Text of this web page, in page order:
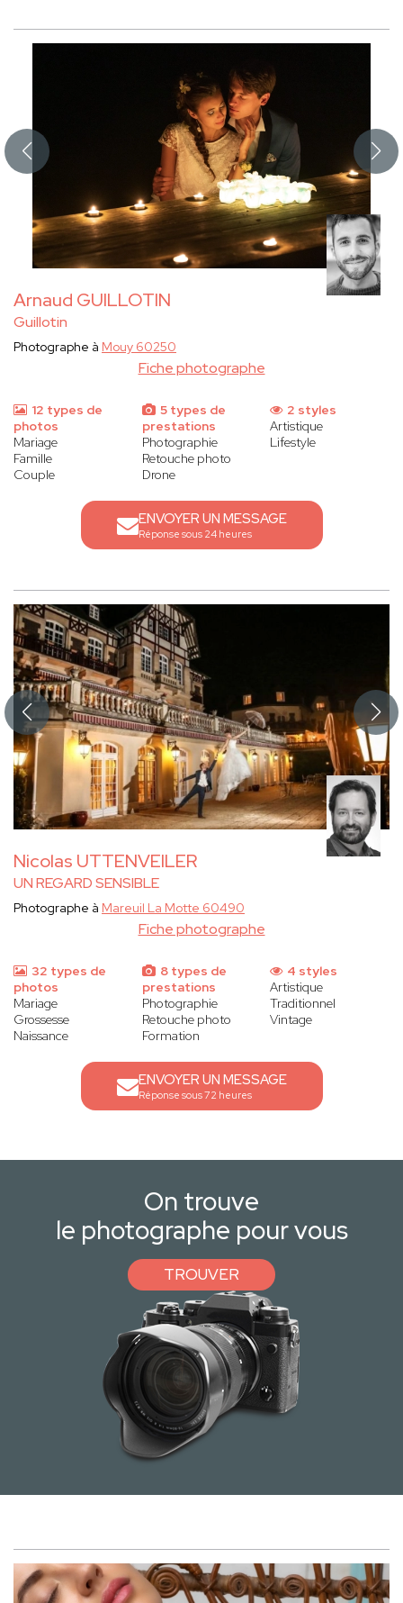
Arnaud GUILLOTIN
Guillotin
Fiche photographe
Photographe à Mouy 60250
12 types de
photos
Mariage
Famille
Couple
5 types de
prestations
Photographie
Retouche photo
Drone
2 styles
Artistique
Lifestyle
ENVOYER UN MESSAGE
Réponse sous 24 heures
Nicolas UTTENVEILER
UN REGARD SENSIBLE
Fiche photographe
Photographe à Mareuil La Motte 60490
32 types de
photos
Mariage
Grossesse
Naissance
8 types de
prestations
Photographie
Retouche photo
Formation
4 styles
Artistique
Traditionnel
Vintage
ENVOYER UN MESSAGE
Réponse sous 72 heures
On trouve
le photographe pour vous
TROUVER